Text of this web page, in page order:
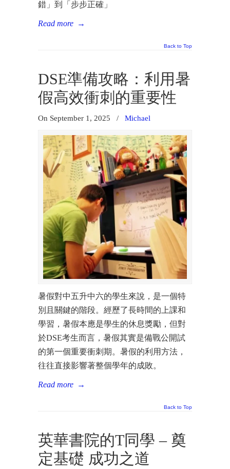
錯」到「步步正確」
Read more →
Back to Top
DSE準備攻略：利用暑
假高效衝刺的重要性
On September 1, 2025 / Michael
暑假對中五升中六的學生來說，是一個特
別且關鍵的階段。經歷了長時間的上課和
學習，暑假本應是學生的休息獎勵，但對
於DSE考生而言，暑假其實是備戰公開試
的第一個重要衝刺期。暑假的利用方法，
往往直接影響著整個學年的成敗。
Read more →
Back to Top
英華書院的T同學 – 奠
定基礎 成功之道